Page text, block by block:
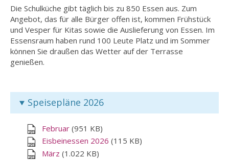
Die Schulküche gibt täglich bis zu 850 Essen aus. Zum
Angebot, das für alle Bürger offen ist, kommen Frühstück
und Vesper für Kitas sowie die Auslieferung von Essen. Im
Essensraum haben rund 100 Leute Platz und im Sommer
können Sie draußen das Wetter auf der Terrasse
genießen.
Speisepläne 2026
Februar (951 KB)
Eisbeinessen 2026 (115 KB)
März (1.022 KB)